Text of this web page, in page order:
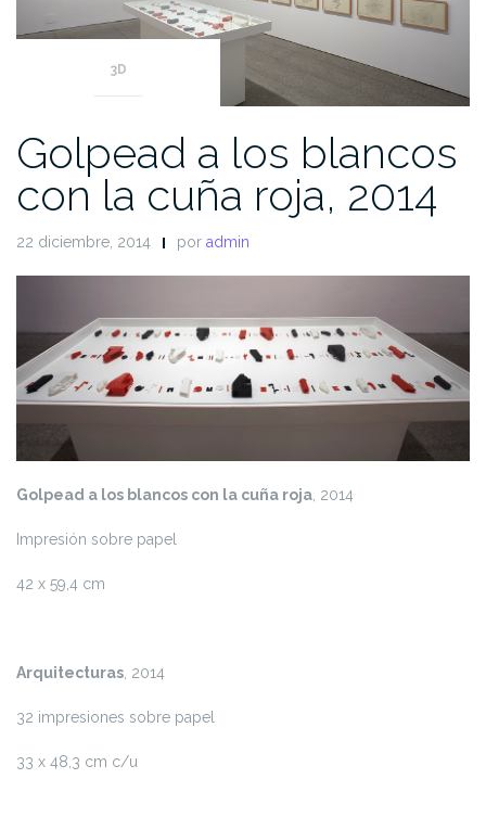
3D
Golpead a los blancos
con la cuña roja, 2014
22 diciembre, 2014 por admin
Golpead a los blancos con la cuña roja , 2014
Impresión sobre papel
42 x 59,4 cm
Arquitecturas , 2014
32 impresiones sobre papel
33 x 48,3 cm c/u